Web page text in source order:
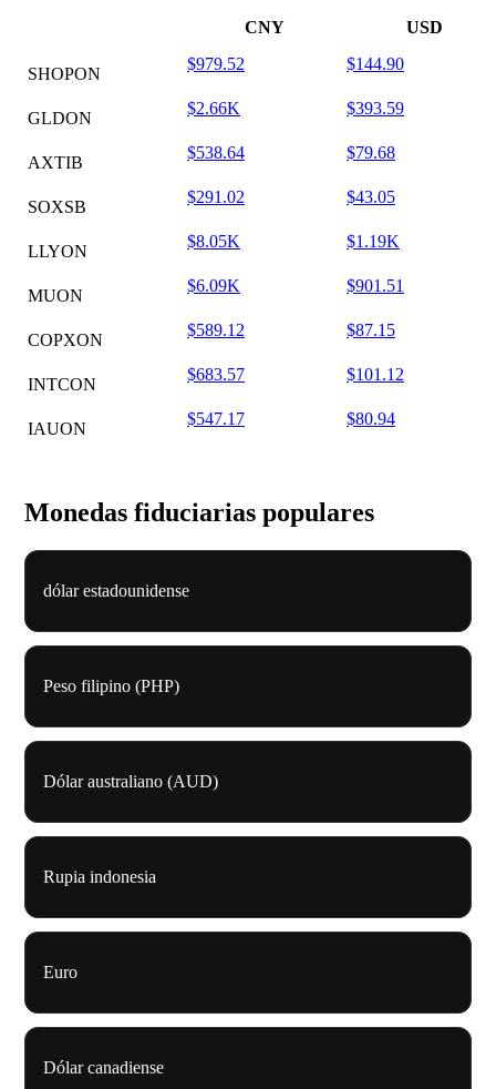
CNY USD
SHOPON
$979.52 $144.90
GLDON
$2.66K $393.59
AXTIB
$538.64 $79.68
SOXSB
$291.02 $43.05
LLYON
$8.05K $1.19K
MUON
$6.09K $901.51
COPXON
$589.12 $87.15
INTCON
$683.57 $101.12
IAUON
$547.17 $80.94
Monedas fiduciarias populares
dólar estadounidense
Peso filipino (PHP)
Dólar australiano (AUD)
Rupia indonesia
Euro
Dólar canadiense